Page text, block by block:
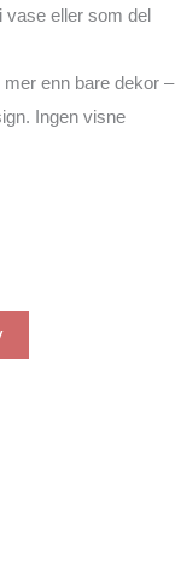
vase eller som del
enn bare dekor –
Ingen visne